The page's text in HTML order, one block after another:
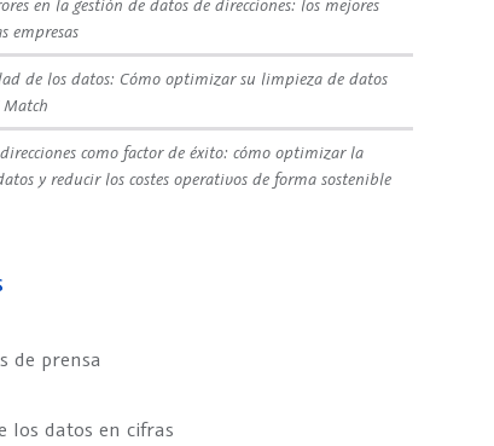
empresas
de los datos: Cómo optimizar su limpieza de datos
Match
como factor de éxito: cómo optimizar la
y reducir los costes operativos de forma sostenible
de prensa
los datos en cifras